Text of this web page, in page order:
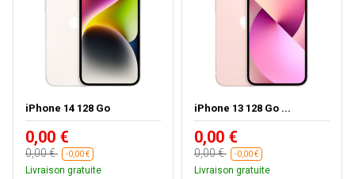
iPhone 14 128 Go
0,00 €
0,00 € -0,00 €
Livraison gratuite
iPhone 13 128 Go ...
0,00 €
0,00 € -0,00 €
Livraison gratuite